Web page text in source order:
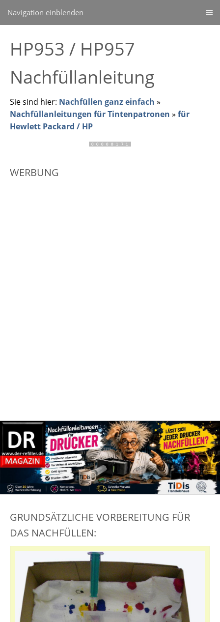
Navigation einblenden
HP953 / HP957
Nachfüllanleitung
Sie sind hier: Nachfüllen ganz einfach »
Nachfüllanleitungen für Tintenpatronen » für
Hewlett Packard / HP
WERBUNG
GRUNDSÄTZLICHE VORBEREITUNG FÜR
DAS NACHFÜLLEN: